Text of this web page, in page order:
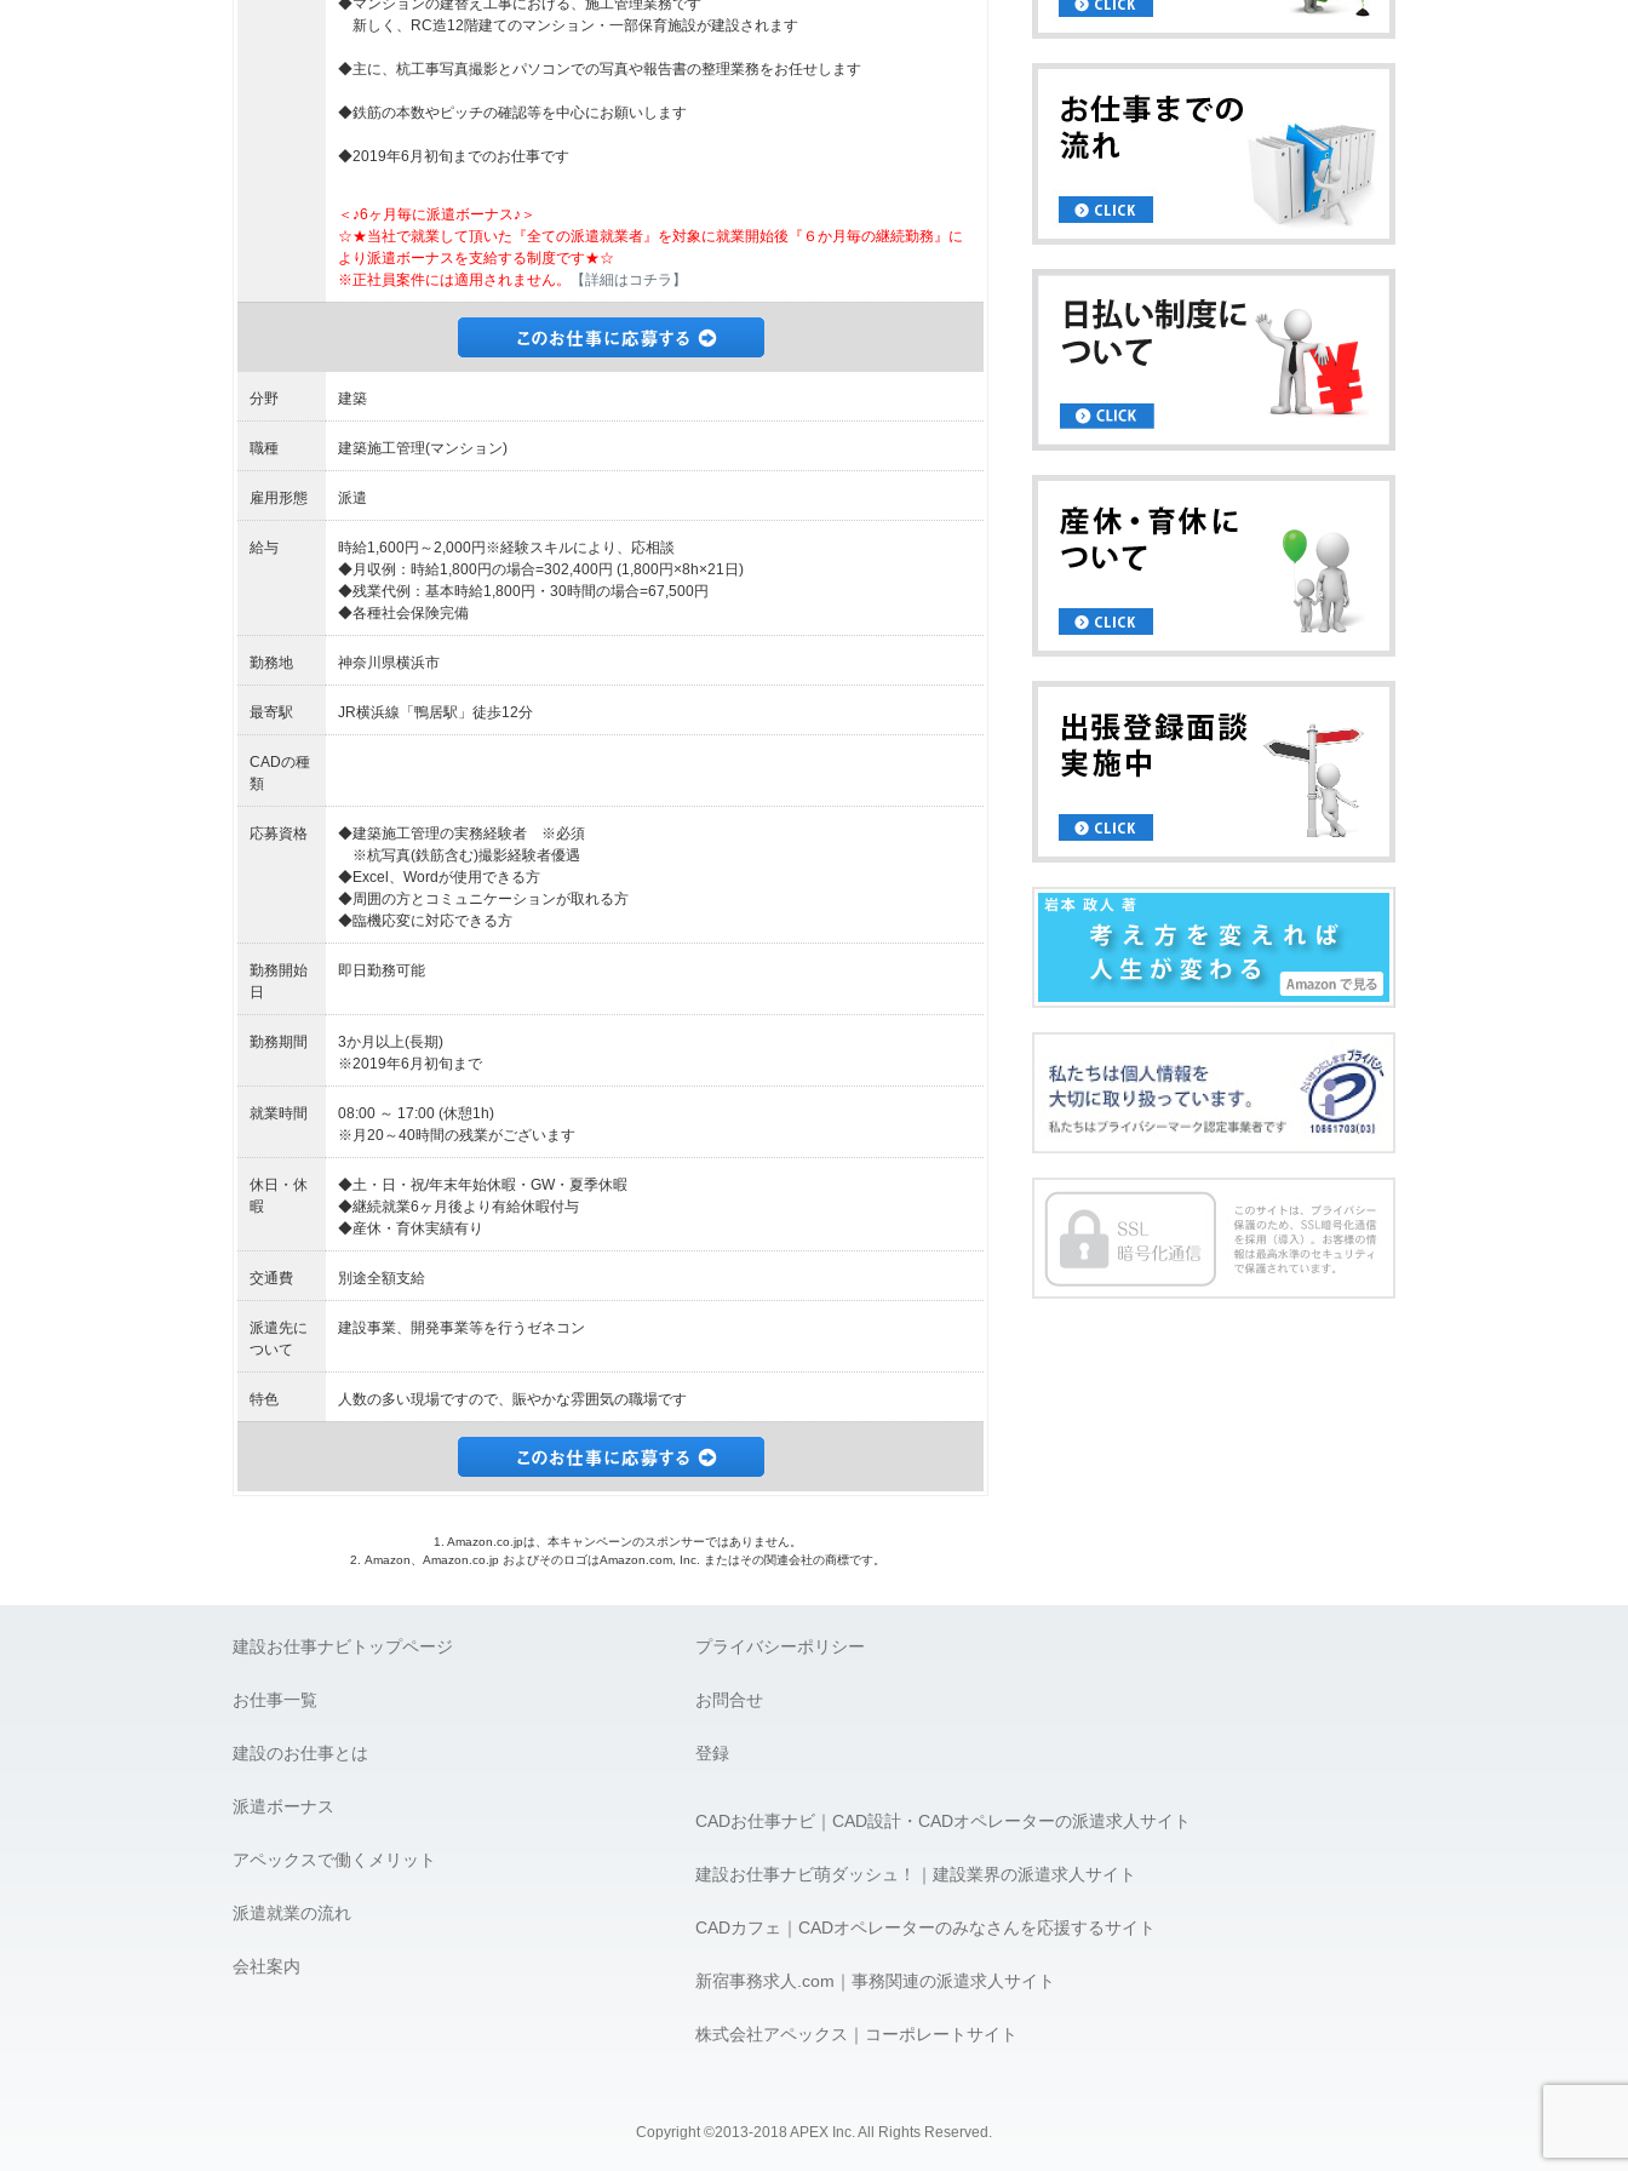
◆マンションの建替え工事における、施工管理業務です
新しく、RC造12階建てのマンション・一部保育施設が建設されます
◆主に、杭工事写真撮影とパソコンでの写真や報告書の整理業務をお任せします
◆鉄筋の本数やピッチの確認等を中心にお願いします
◆2019年6月初旬までのお仕事です
＜♪6ヶ月毎に派遣ボーナス♪＞
☆★当社で就業して頂いた『全ての派遣就業者』を対象に就業開始後『６か月毎の継続勤務』に
より派遣ボーナスを支給する制度です★☆
※正社員案件には適用されません。
【詳細はコチラ】
分野 建築
職種 建築施工管理(マンション)
雇用形態 派遣
給与
時給1,600円～2,000円※経験スキルにより、応相談
◆月収例：時給1,800円の場合=302,400円 (1,800円×8h×21日)
◆残業代例：基本時給1,800円・30時間の場合=67,500円
◆各種社会保険完備
勤務地 神奈川県横浜市
最寄駅 JR横浜線「鴨居駅」徒歩12分
CADの種
類
応募資格
◆建築施工管理の実務経験者 ※必須
※杭写真(鉄筋含む)撮影経験者優遇
◆Excel、Wordが使用できる方
◆周囲の方とコミュニケーションが取れる方
◆臨機応変に対応できる方
勤務開始
日
即日勤務可能
勤務期間
3か月以上(長期)
※2019年6月初旬まで
就業時間
08:00 ～ 17:00 (休憩1h)
※月20～40時間の残業がございます
休日・休
暇
◆土・日・祝/年末年始休暇・GW・夏季休暇
◆継続就業6ヶ月後より有給休暇付与
◆産休・育休実績有り
交通費 別途全額支給
派遣先に
ついて
建設事業、開発事業等を行うゼネコン
特色 人数の多い現場ですので、賑やかな雰囲気の職場です
1. Amazon.co.jpは、本キャンペーンのスポンサーではありません。
2. Amazon、Amazon.co.jp およびそのロゴはAmazon.com, Inc. またはその関連会社の商標です。
建設お仕事ナビトップページ
お仕事一覧
建設のお仕事とは
派遣ボーナス
アペックスで働くメリット
派遣就業の流れ
会社案内
プライバシーポリシー
お問合せ
登録
CADお仕事ナビ｜CAD設計・CADオペレーターの派遣求人サイト
建設お仕事ナビ萌ダッシュ！｜建設業界の派遣求人サイト
CADカフェ｜CADオペレーターのみなさんを応援するサイト
新宿事務求人.com｜事務関連の派遣求人サイト
株式会社アペックス｜コーポレートサイト
Copyright ©2013-2018 APEX Inc. All Rights Reserved.